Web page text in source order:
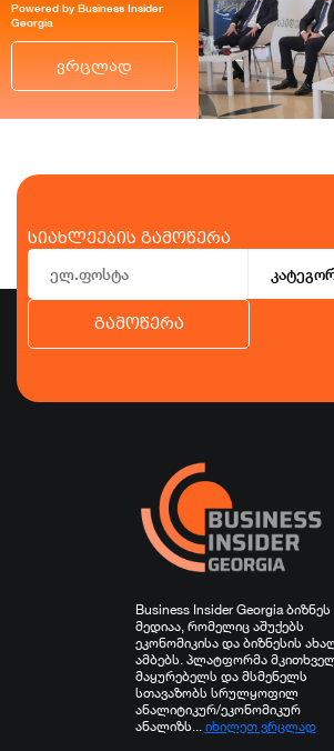
Powered by Business Insider
Georgia
ვრცლად
სიახლეების გამოწერა
გამოწერა
Business Insider Georgia ბიზნეს
მედიაა, რომელიც აშუქებს
ეკონომიკისა და ბიზნესის
ამბებს. პლატფორმა
მაყურებელს და მსმენელს
სთავაზობს სრულყოფილ
ანალიტიკურ/ეკონომიკურ
ანალიზს... იხილეთ ვრცლად